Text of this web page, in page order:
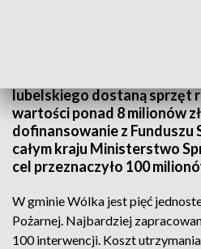
lubelskiego dostaną sprzęt
wartości ponad 8 milionów
dofinansowanie z Funduszu
całym kraju Ministerstwo
cel przeznaczyło 100
W gminie Wólka jest pięć
Pożarnej. Najbardziej
100 interwencji. Koszt